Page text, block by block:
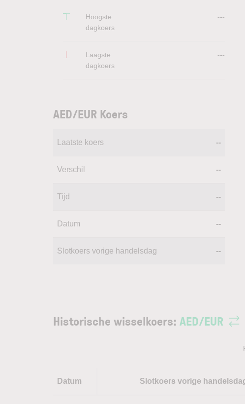
Hoogste
dagkoers
---
Laagste
dagkoers
---
AED/EUR Koers
Laatste koers --
Verschil --
Tijd --
Datum --
Slotkoers vorige handelsdag --
Historische wisselkoers: AED/EUR
Datum Slotkoers vorige